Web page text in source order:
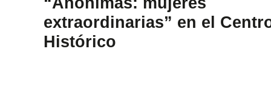
extraordinarias” en el
Histórico